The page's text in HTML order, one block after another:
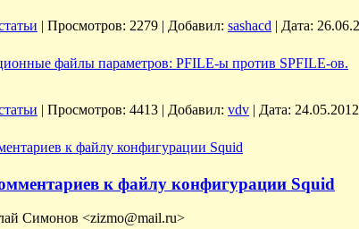
| Просмотров: 2279 | Добавил: sashacd | Дата:
файлы параметров: PFILE-ы против SPFILE-ов.
| Просмотров: 4413 | Добавил: vdv | Дата: 24.05.2012
к файлу конфигурации Squid
к файлу конфигурации Squid
Симонов <zizmo@mail.ru>